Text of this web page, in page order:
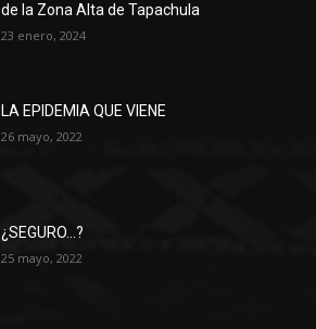
de la Zona Alta de Tapachula
23 enero, 2024
LA EPIDEMIA QUE VIENE
26 mayo, 2022
¿SEGURO…?
25 mayo, 2022